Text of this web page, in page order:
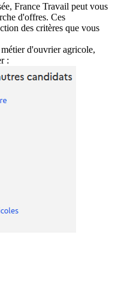
France Travail peut vous
d'offres. Ces
des critères que vous
d'ouvrier agricole,
: